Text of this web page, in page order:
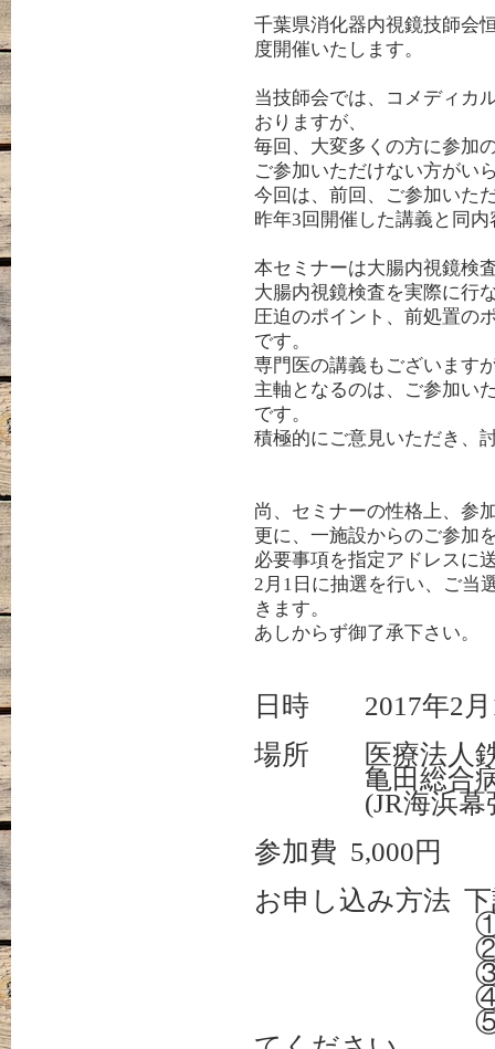
千葉県消化器内視鏡技師会
度開催いたします。
当技師会では、コメディカ
おりますが、
毎回、大変多くの方に参加
ご参加いただけない方がい
今回は、前回、ご参加いた
昨年3回 開催した講義と同
本セミナーは大腸内視鏡検
大腸内視鏡検査を実際に行
圧迫のポイント、前処置の
です。
専門医の講義もございます
主軸となるのは、ご参加い
です。
積極的にご意見いただき、
尚、セミナーの性格上、参
更に、一施設からのご参加
必要事項を指定アドレスに
2月1日に抽選を行い、ご当
きます。
あしからず御了承下さい。
日時 2017年2 月
場所 医療法人
亀田総合
(JR海浜幕
参加費 5,000円
お申し込み方法
①施設
②参加
④電話
⑤メール